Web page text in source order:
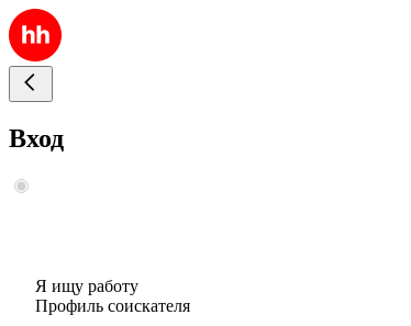
Вход
Я ищу работу
Профиль соискателя